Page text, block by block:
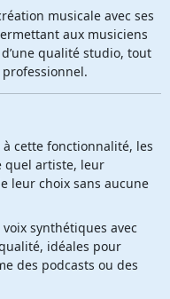
musicale avec ses
aux musiciens
qualité studio, tout
cette fonctionnalité, les
quel artiste, leur
leur choix sans aucune
synthétiques avec
idéales pour
des podcasts ou des